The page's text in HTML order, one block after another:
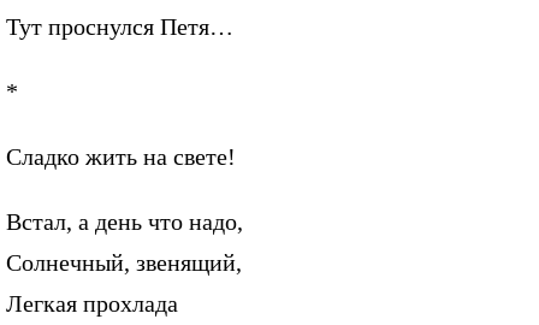
Тут проснулся Петя…
*
Сладко жить на свете!
Встал, а день что надо,
Солнечный, звенящий,
Легкая прохлада